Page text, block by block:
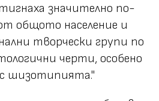
значително по-
общото население и
творчески групи по
черти, особено
шизотипията."